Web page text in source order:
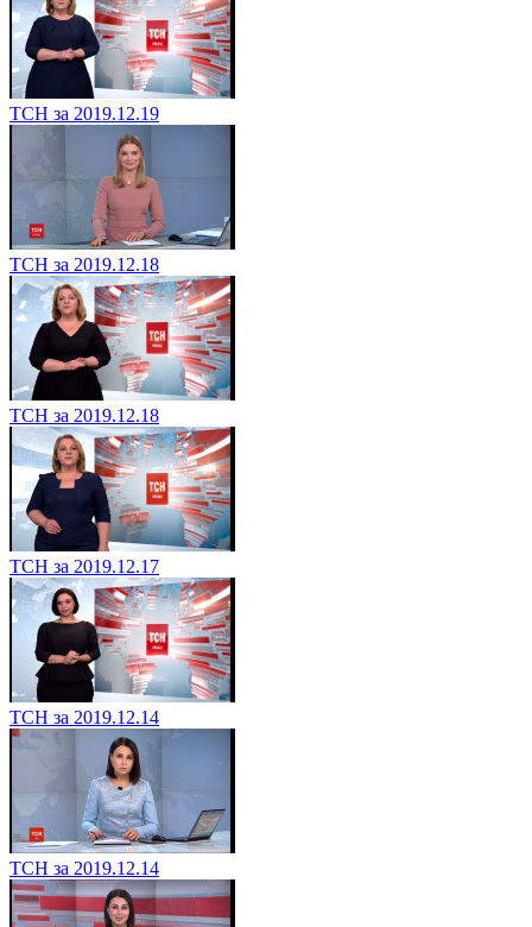
ТСН за 2019.12.19
ТСН за 2019.12.18
ТСН за 2019.12.18
ТСН за 2019.12.17
ТСН за 2019.12.14
ТСН за 2019.12.14